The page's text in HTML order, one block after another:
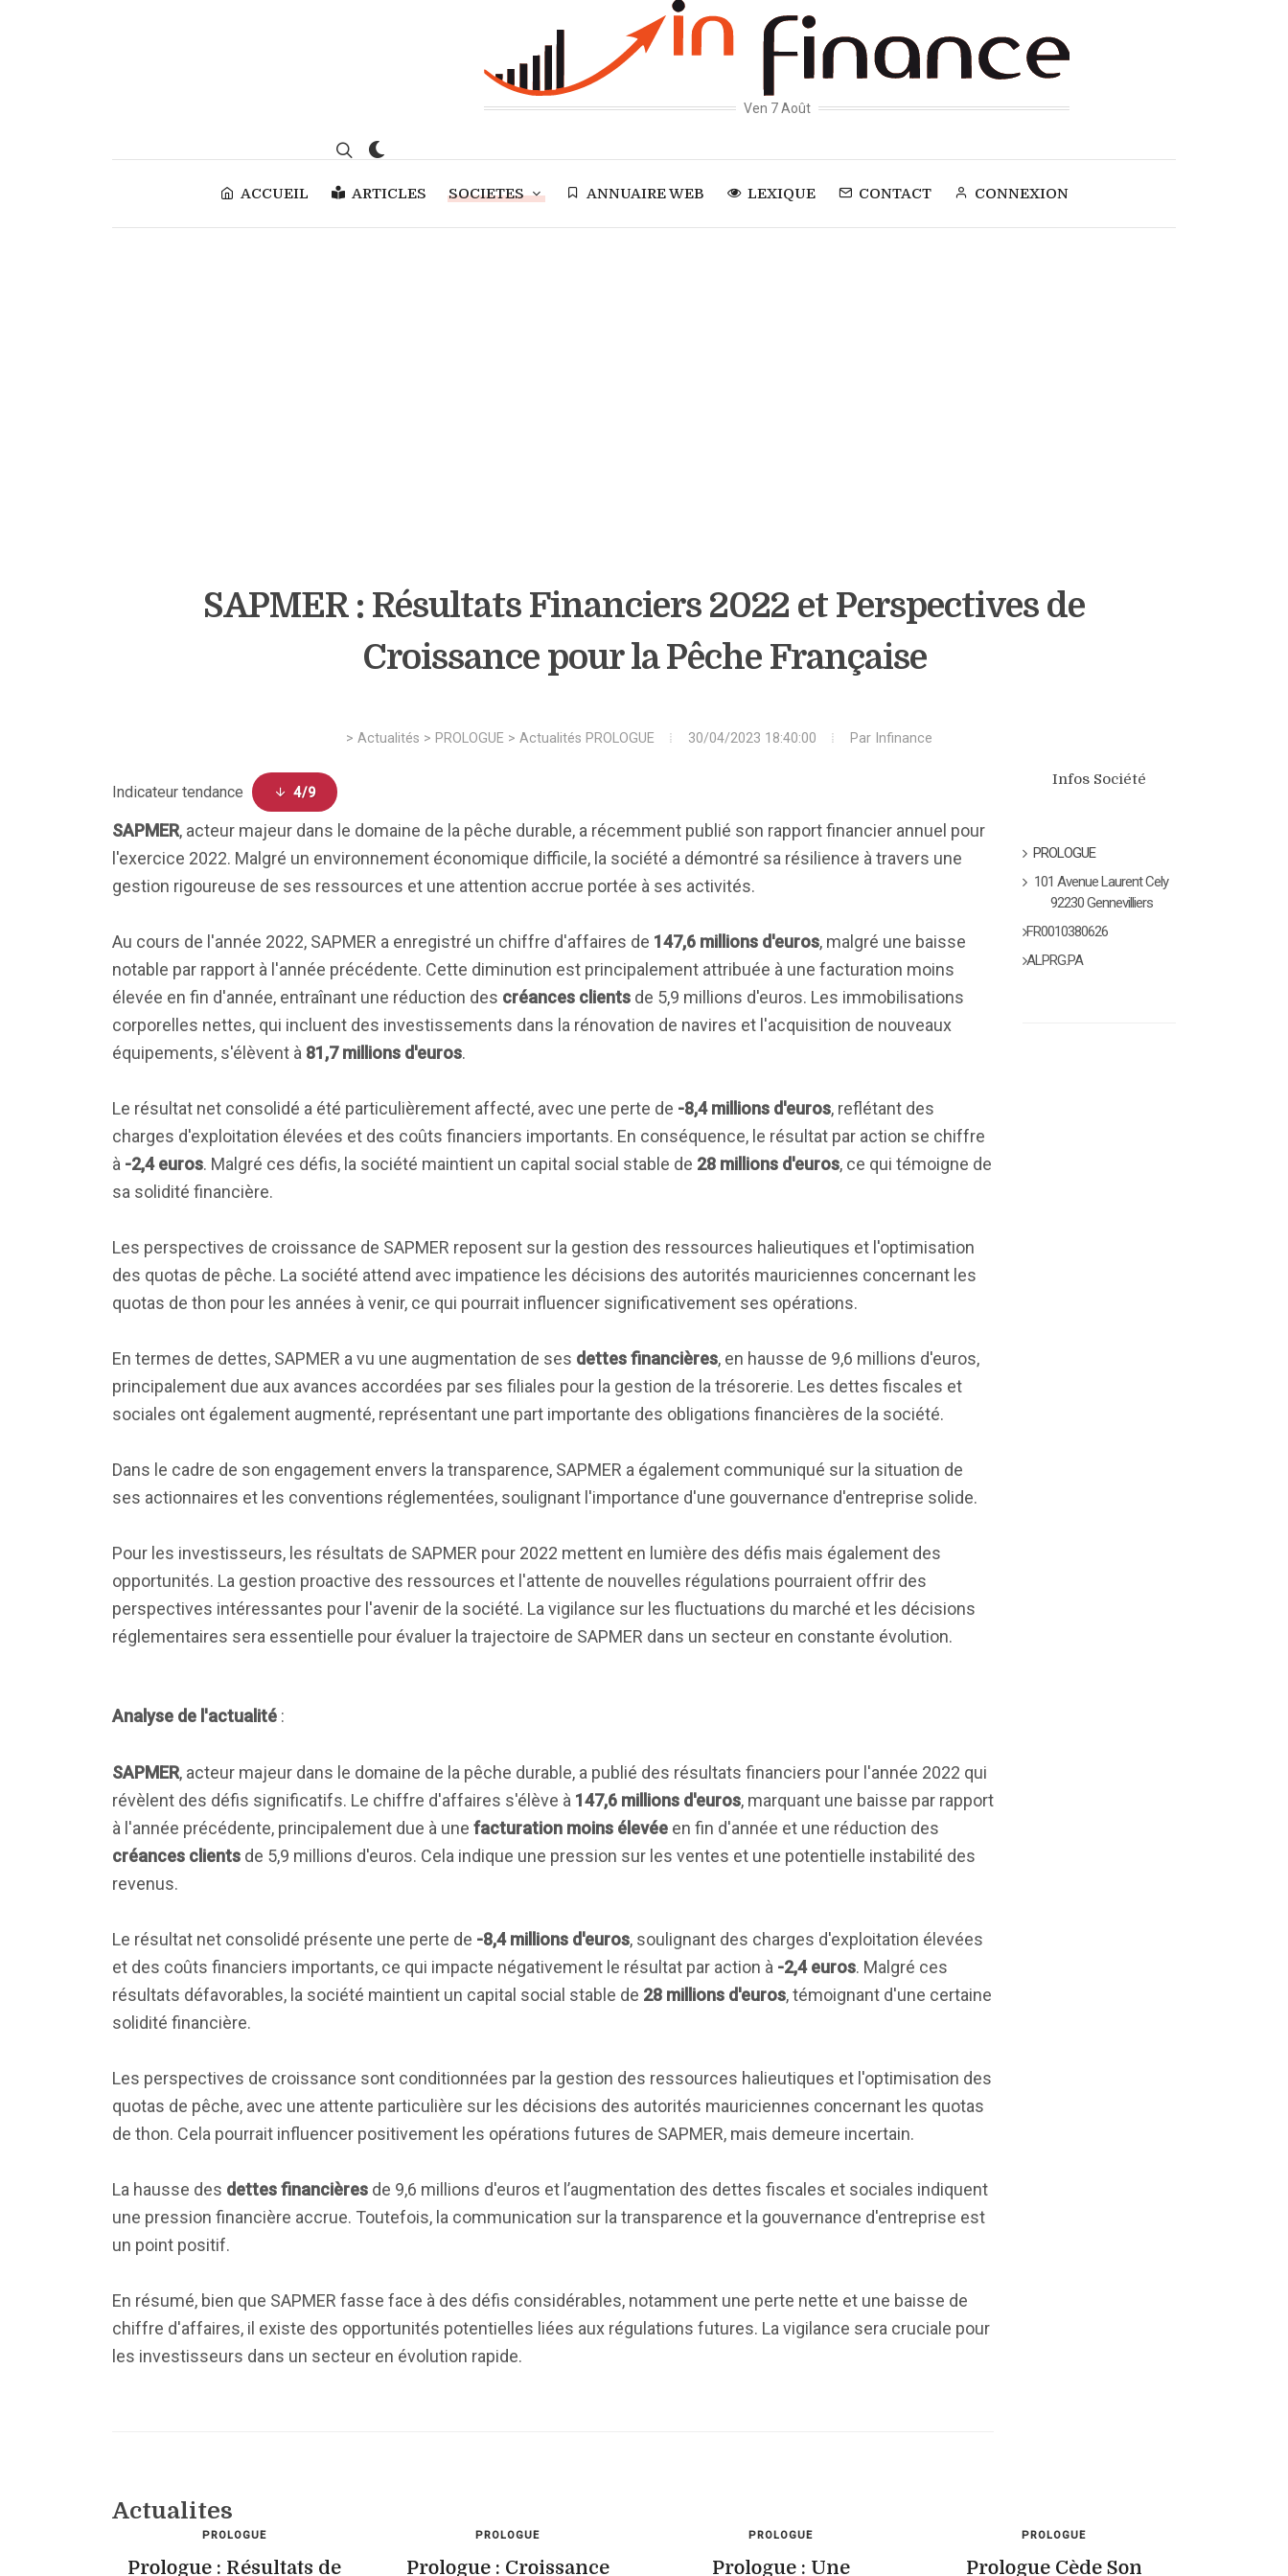
Ven 7 Août
ACCUEIL ARTICLES SOCIETES ANNUAIRE WEB LEXIQUE CONTACT CONNEXION
SAPMER : Résultats Financiers 2022 et Perspectives de
Croissance pour la Pêche Française
> Actualités > PROLOGUE > Actualités PROLOGUE 30/04/2023 18:40:00 Par Infinance
Indicateur tendance 4/9
SAPMER, acteur majeur dans le domaine de la pêche durable, a récemment publié son rapport financier annuel pour
l'exercice 2022. Malgré un environnement économique difficile, la société a démontré sa résilience à travers une
gestion rigoureuse de ses ressources et une attention accrue portée à ses activités.
Au cours de l'année 2022, SAPMER a enregistré un chiffre d'affaires de 147,6 millions d'euros, malgré une baisse
notable par rapport à l'année précédente. Cette diminution est principalement attribuée à une facturation moins
élevée en fin d'année, entraînant une réduction des créances clients de 5,9 millions d'euros. Les immobilisations
corporelles nettes, qui incluent des investissements dans la rénovation de navires et l'acquisition de nouveaux
équipements, s'élèvent à 81,7 millions d'euros.
Le résultat net consolidé a été particulièrement affecté, avec une perte de -8,4 millions d'euros, reflétant des
charges d'exploitation élevées et des coûts financiers importants. En conséquence, le résultat par action se chiffre
à -2,4 euros. Malgré ces défis, la société maintient un capital social stable de 28 millions d'euros, ce qui témoigne de
sa solidité financière.
Les perspectives de croissance de SAPMER reposent sur la gestion des ressources halieutiques et l'optimisation
des quotas de pêche. La société attend avec impatience les décisions des autorités mauriciennes concernant les
quotas de thon pour les années à venir, ce qui pourrait influencer significativement ses opérations.
En termes de dettes, SAPMER a vu une augmentation de ses dettes financières, en hausse de 9,6 millions d'euros,
principalement due aux avances accordées par ses filiales pour la gestion de la trésorerie. Les dettes fiscales et
sociales ont également augmenté, représentant une part importante des obligations financières de la société.
Dans le cadre de son engagement envers la transparence, SAPMER a également communiqué sur la situation de
ses actionnaires et les conventions réglementées, soulignant l'importance d'une gouvernance d'entreprise solide.
Pour les investisseurs, les résultats de SAPMER pour 2022 mettent en lumière des défis mais également des
opportunités. La gestion proactive des ressources et l'attente de nouvelles régulations pourraient offrir des
perspectives intéressantes pour l'avenir de la société. La vigilance sur les fluctuations du marché et les décisions
réglementaires sera essentielle pour évaluer la trajectoire de SAPMER dans un secteur en constante évolution.
Analyse de l'actualité :
SAPMER, acteur majeur dans le domaine de la pêche durable, a publié des résultats financiers pour l'année 2022 qui
révèlent des défis significatifs. Le chiffre d'affaires s'élève à 147,6 millions d'euros, marquant une baisse par rapport
à l'année précédente, principalement due à une facturation moins élevée en fin d'année et une réduction des
créances clients de 5,9 millions d'euros. Cela indique une pression sur les ventes et une potentielle instabilité des
revenus.
Le résultat net consolidé présente une perte de -8,4 millions d'euros, soulignant des charges d'exploitation élevées
et des coûts financiers importants, ce qui impacte négativement le résultat par action à -2,4 euros. Malgré ces
résultats défavorables, la société maintient un capital social stable de 28 millions d'euros, témoignant d'une certaine
solidité financière.
Les perspectives de croissance sont conditionnées par la gestion des ressources halieutiques et l'optimisation des
quotas de pêche, avec une attente particulière sur les décisions des autorités mauriciennes concernant les quotas
de thon. Cela pourrait influencer positivement les opérations futures de SAPMER, mais demeure incertain.
La hausse des dettes financières de 9,6 millions d'euros et l’augmentation des dettes fiscales et sociales indiquent
une pression financière accrue. Toutefois, la communication sur la transparence et la gouvernance d'entreprise est
un point positif.
En résumé, bien que SAPMER fasse face à des défis considérables, notamment une perte nette et une baisse de
chiffre d'affaires, il existe des opportunités potentielles liées aux régulations futures. La vigilance sera cruciale pour
les investisseurs dans un secteur en évolution rapide.
Infos Société
PROLOGUE
101 Avenue Laurent Cely
92230 Gennevilliers
FR0010380626
ALPRG.PA
Actualites
PROLOGUE
Prologue : Résultats de
PROLOGUE
Prologue : Croissance
PROLOGUE
Prologue : Une
PROLOGUE
Prologue Cède Son